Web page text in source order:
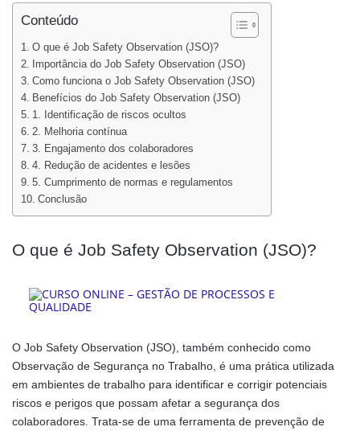
Conteúdo
O que é Job Safety Observation (JSO)?
Importância do Job Safety Observation (JSO)
Como funciona o Job Safety Observation (JSO)
Benefícios do Job Safety Observation (JSO)
1. Identificação de riscos ocultos
2. Melhoria contínua
3. Engajamento dos colaboradores
4. Redução de acidentes e lesões
5. Cumprimento de normas e regulamentos
Conclusão
O que é Job Safety Observation (JSO)?
O Job Safety Observation (JSO), também conhecido como
Observação de Segurança no Trabalho, é uma prática utilizada
em ambientes de trabalho para identificar e corrigir potenciais
riscos e perigos que possam afetar a segurança dos
colaboradores. Trata-se de uma ferramenta de prevenção de